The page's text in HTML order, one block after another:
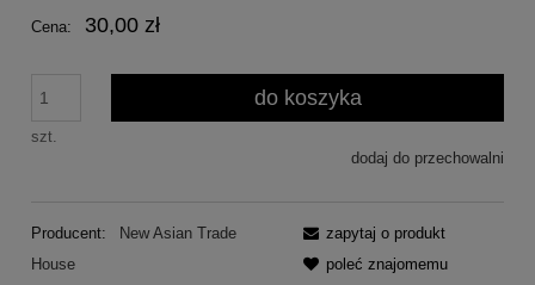
Cena: 30,00 zł
szt.
do koszyka
dodaj do przechowalni
Producent:
New Asian Trade
House
zapytaj o produkt
poleć znajomemu